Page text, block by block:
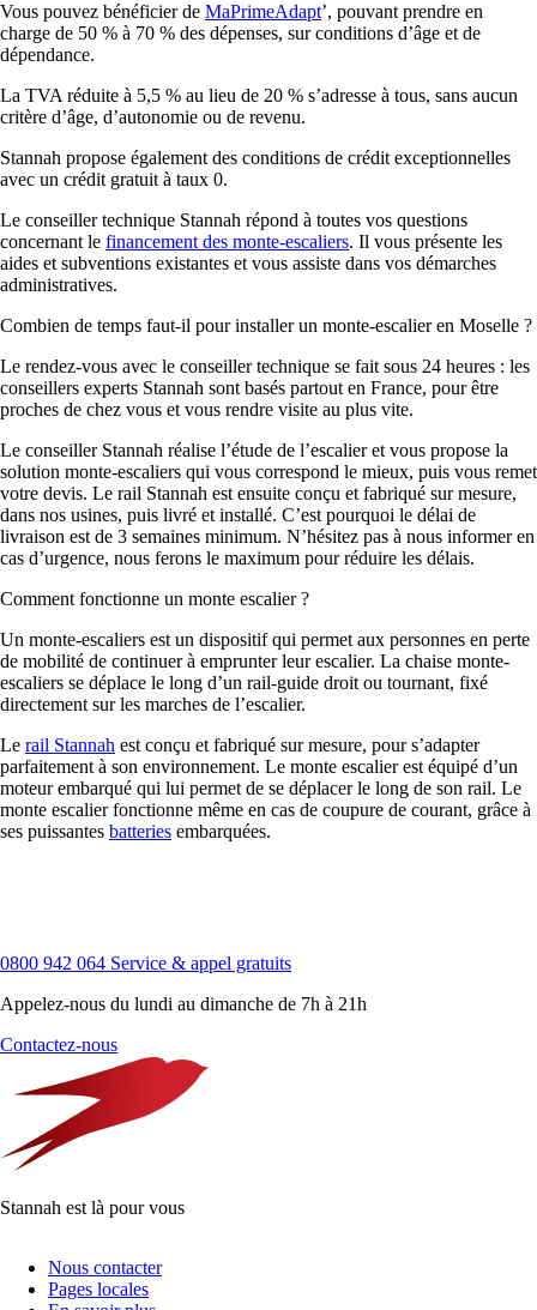
Vous pouvez bénéficier de MaPrimeAdapt’, pouvant prendre en
charge de 50 % à 70 % des dépenses, sur conditions d’âge et de
dépendance.
La TVA réduite à 5,5 % au lieu de 20 % s’adresse à tous, sans aucun
critère d’âge, d’autonomie ou de revenu.
Stannah propose également des conditions de crédit exceptionnelles
avec un crédit gratuit à taux 0.
Le conseiller technique Stannah répond à toutes vos questions
concernant le financement des monte-escaliers. Il vous présente les
aides et subventions existantes et vous assiste dans vos démarches
administratives.
Combien de temps faut-il pour installer un monte-escalier en Moselle ?
Le rendez-vous avec le conseiller technique se fait sous 24 heures : les
conseillers experts Stannah sont basés partout en France, pour être
proches de chez vous et vous rendre visite au plus vite.
Le conseiller Stannah réalise l’étude de l’escalier et vous propose la
solution monte-escaliers qui vous correspond le mieux, puis vous remet
votre devis. Le rail Stannah est ensuite conçu et fabriqué sur mesure,
dans nos usines, puis livré et installé. C’est pourquoi le délai de
livraison est de 3 semaines minimum. N’hésitez pas à nous informer en
cas d’urgence, nous ferons le maximum pour réduire les délais.
Comment fonctionne un monte escalier ?
Un monte-escaliers est un dispositif qui permet aux personnes en perte
de mobilité de continuer à emprunter leur escalier. La chaise monte-
escaliers se déplace le long d’un rail-guide droit ou tournant, fixé
directement sur les marches de l’escalier.
Le rail Stannah est conçu et fabriqué sur mesure, pour s’adapter
parfaitement à son environnement. Le monte escalier est équipé d’un
moteur embarqué qui lui permet de se déplacer le long de son rail. Le
monte escalier fonctionne même en cas de coupure de courant, grâce à
ses puissantes batteries embarquées.
0800 942 064 Service & appel gratuits
Appelez-nous du lundi au dimanche de 7h à 21h
Contactez-nous
Stannah est là pour vous
Nous contacter
Pages locales